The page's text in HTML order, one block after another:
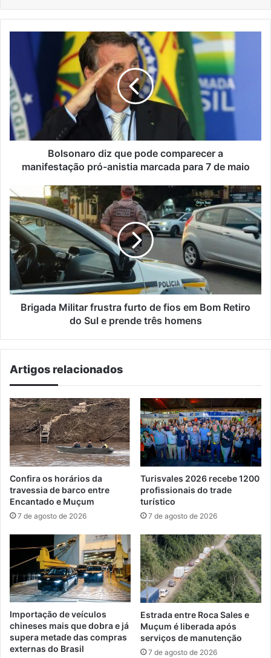
que
pode
comparecer
a
manifestação
pró-
anistia
para
de
maio
Bolsonaro diz que pode comparecer a
manifestação pró-anistia marcada para 7 de maio
Brigada
Militar
frustra
furto
de
fios
em
Retiro
homens
Brigada Militar frustra furto de fios em Bom Retiro
do Sul e prende três homens
Artigos relacionados
Confira os horários da
travessia de barco entre
Encantado e Muçum
7 de agosto de 2026
Turisvales 2026 recebe 1200
profissionais do trade
turístico
7 de agosto de 2026
Importação de veículos
chineses mais que dobra e já
supera metade das compras
externas do Brasil
Estrada entre Roca Sales e
Muçum é liberada após
serviços de manutenção
7 de agosto de 2026